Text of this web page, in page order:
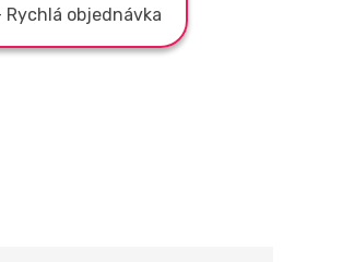
Rychlá objednávka